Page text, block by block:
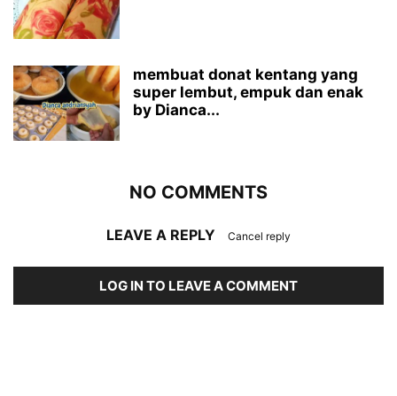
membuat donat kentang yang
super lembut, empuk dan enak
by Dianca...
NO COMMENTS
LEAVE A REPLY Cancel reply
LOG IN TO LEAVE A COMMENT